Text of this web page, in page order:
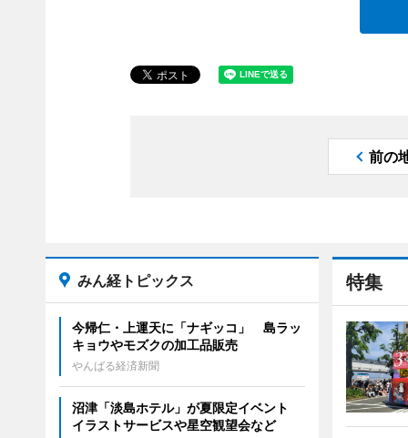
前の
特集
みん経トピックス
今帰仁・上運天に「ナギッコ」 島ラッ
キョウやモズクの加工品販売
やんばる経済新聞
沼津「淡島ホテル」が夏限定イベント
イラストサービスや星空観望会など